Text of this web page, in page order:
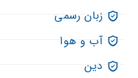
زبان رسمی
آب و هوا
دین